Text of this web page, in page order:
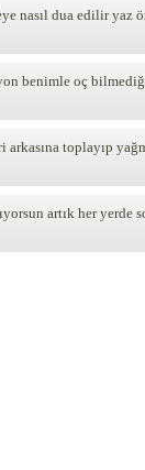
nasıl dua edilir yaz
benimle oç
toplayıp
artık her